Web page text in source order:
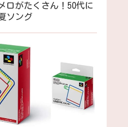
ロがたくさん！50代に
ソング